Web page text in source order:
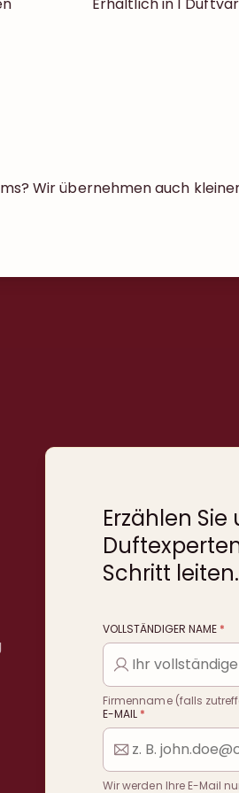
Wir übernehmen auch
Erzählen
Schritt leiten.
VOLLSTÄNDIGER NAME *
Firmenname (falls
E-MAIL *
Wir werden Ihre E-Mail